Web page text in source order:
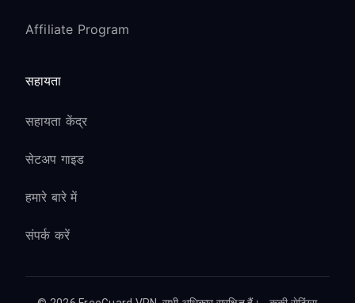
Affiliate Program
सहायता
सहायता केंद्र
सेटअप गाइड
हमारे बारे में
संपर्क करें